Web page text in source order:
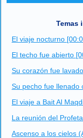
Temas
El viaje nocturno
El techo fue abierto
Su corazón fue
Su pecho fue llenado
El viaje a Bait Al
La reunión del
Ascenso a los cielos